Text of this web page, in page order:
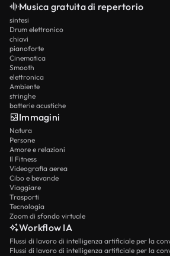
Musica gratuita di repertorio
sintesi
Drum elettronico
chiavi
pianoforte
Cinematica
Smooth
elettronica
Ambiente
stringhe
batterie acustiche
Immagini
Natura
Persone
Amore e relazioni
Il Fitness
Videografia aerea
Cibo e bevande
Viaggiare
Trasporti
Tecnologia
Zoom di sfondo virtuale
Workflow IA
Flussi di lavoro di intelligenza artificiale per la